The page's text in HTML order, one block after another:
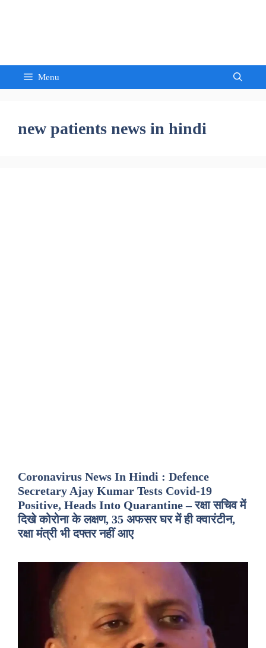
Menu
new patients news in hindi
Coronavirus News In Hindi : Defence
Secretary Ajay Kumar Tests Covid-19
Positive, Heads Into Quarantine – रक्षा सचिव में
दिखे कोरोना के लक्षण, 35 अफसर घर में ही क्वारंटीन,
रक्षा मंत्री भी दफ्तर नहीं आए